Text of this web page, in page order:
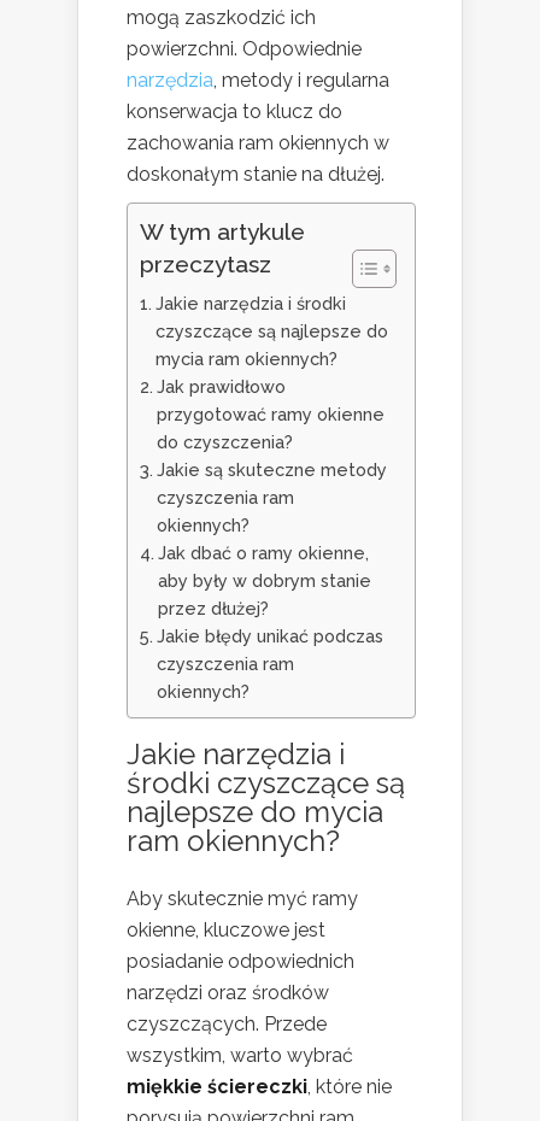
mogą zaszkodzić ich
powierzchni. Odpowiednie
narzędzia, metody i regularna
konserwacja to klucz do
zachowania ram okiennych w
doskonałym stanie na dłużej.
W tym artykule
przeczytasz
Jakie narzędzia i środki
czyszczące są najlepsze do
mycia ram okiennych?
Jak prawidłowo
przygotować ramy okienne
do czyszczenia?
Jakie są skuteczne metody
czyszczenia ram
okiennych?
Jak dbać o ramy okienne,
aby były w dobrym stanie
przez dłużej?
Jakie błędy unikać podczas
czyszczenia ram
okiennych?
Jakie narzędzia i
środki czyszczące są
najlepsze do mycia
ram okiennych?
Aby skutecznie myć ramy
okienne, kluczowe jest
posiadanie odpowiednich
narzędzi oraz środków
czyszczących. Przede
wszystkim, warto wybrać
miękkie ściereczki, które nie